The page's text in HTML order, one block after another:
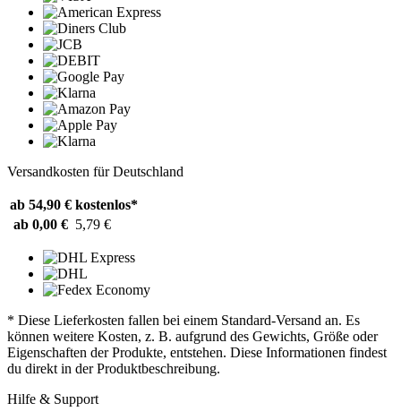
Versandkosten für Deutschland
ab 54,90 € kostenlos*
ab 0,00 € 5,79 €
* Diese Lieferkosten fallen bei einem Standard-Versand an. Es
können weitere Kosten, z. B. aufgrund des Gewichts, Größe oder
Eigenschaften der Produkte, entstehen. Diese Informationen findest
du direkt in der Produktbeschreibung.
Hilfe & Support